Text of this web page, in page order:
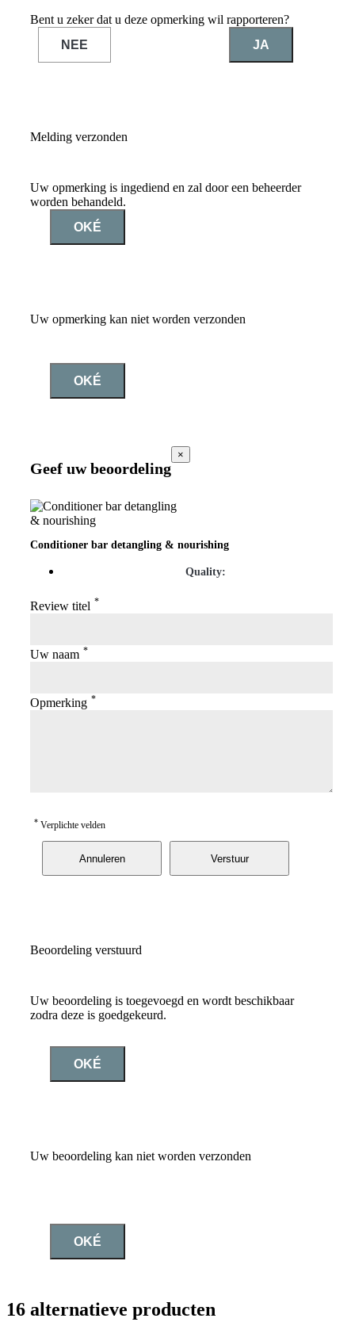
Bent u zeker dat u deze opmerking wil rapporteren?
NEE
JA
Melding verzonden
Uw opmerking is ingediend en zal door een beheerder
worden behandeld.
OKÉ
Uw opmerking kan niet worden verzonden
OKÉ
Geef uw beoordeling
×
Conditioner bar detangling & nourishing
Quality:
Review titel *
Uw naam *
Opmerking *
* Verplichte velden
Annuleren Verstuur
Beoordeling verstuurd
Uw beoordeling is toegevoegd en wordt beschikbaar
zodra deze is goedgekeurd.
OKÉ
Uw beoordeling kan niet worden verzonden
OKÉ
16 alternatieve producten